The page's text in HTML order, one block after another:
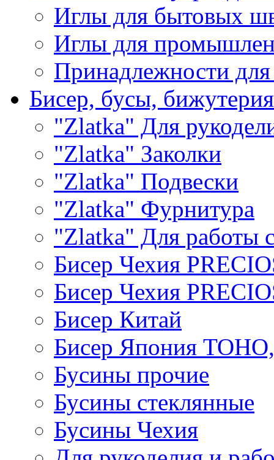
Иглы для бытовых
Иглы для
Принадлежности
Бисер, бусы, бижутерия
"Zlatka" Для
"Zlatka" Заколки
"Zlatka" Подвески
"Zlatka" Фурнитура
"Zlatka" Для работы
Бисер Чехия
Бисер Чехия
Бисер Китай
Бисер Япония
Бусины прочие
Бусины стеклянные
Бусины Чехия